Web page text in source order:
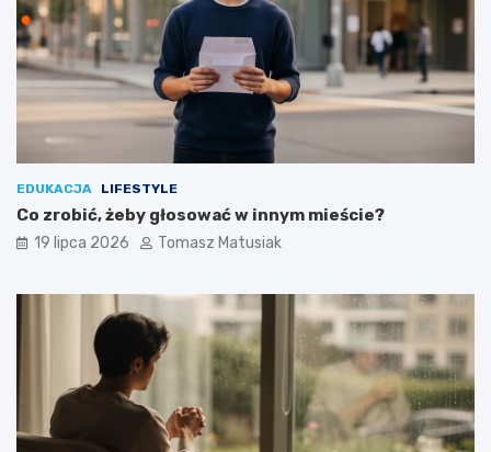
EDUKACJA LIFESTYLE
Co zrobić, żeby głosować w innym mieście?
19 lipca 2026 Tomasz Matusiak